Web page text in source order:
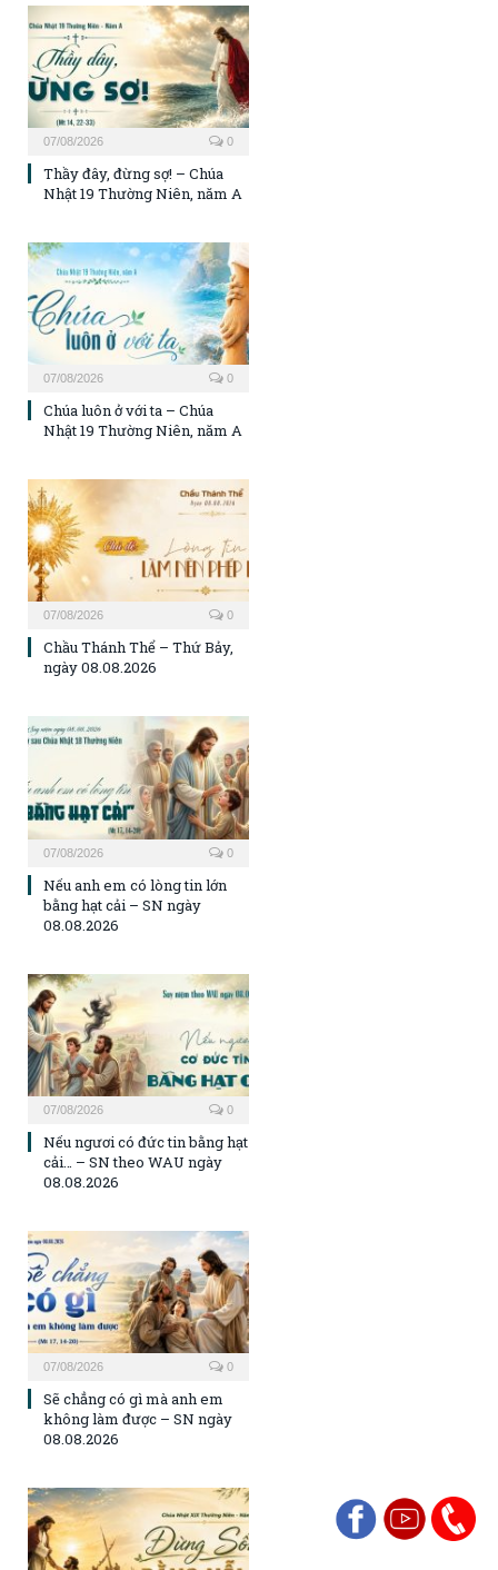
07/08/2026 0
Thầy đây, đừng sợ! – Chúa
Nhật 19 Thường Niên, năm A
07/08/2026 0
Chúa luôn ở với ta – Chúa
Nhật 19 Thường Niên, năm A
07/08/2026 0
Chầu Thánh Thể – Thứ Bảy,
ngày 08.08.2026
07/08/2026 0
Nếu anh em có lòng tin lớn
bằng hạt cải – SN ngày
08.08.2026
07/08/2026 0
Nếu ngươi có đức tin bằng hạt
cải… – SN theo WAU ngày
08.08.2026
07/08/2026 0
Sẽ chẳng có gì mà anh em
không làm được – SN ngày
08.08.2026